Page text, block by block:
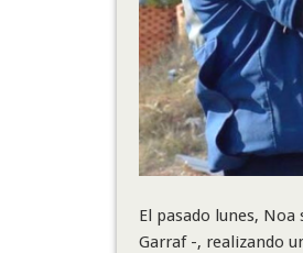
El pasado lunes,
Garraf -, realizando